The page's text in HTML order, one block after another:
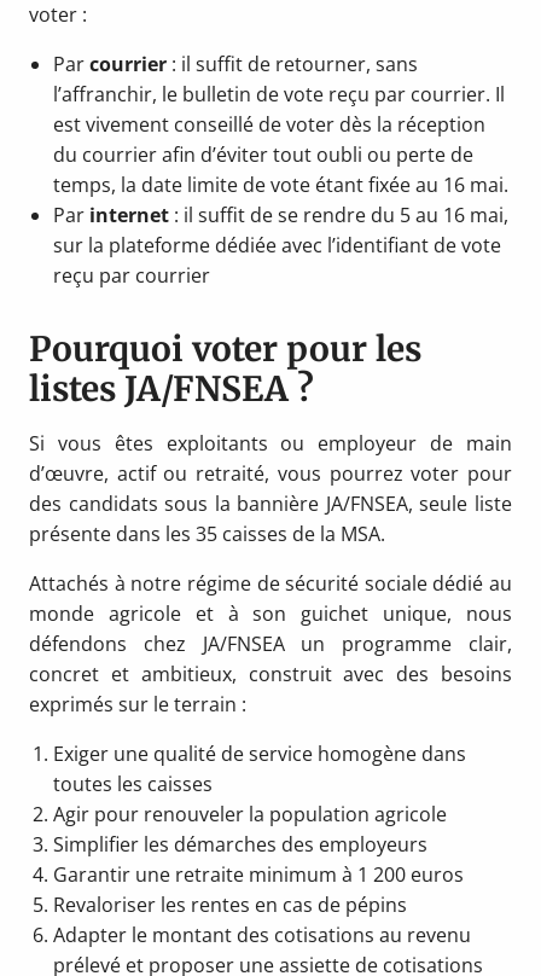
voter :
Parcourrier : il suffit de retourner, sans
l’affranchir, le bulletin de vote reçu par courrier. Il
est vivement conseillé de voter dès la réception
du courrier afin d’éviter tout oubli ou perte de
temps, la date limite de vote étant fixée au 16 mai.
Par internet : il suffit de se rendre du 5 au 16 mai,
sur la plateforme dédiée avec l’identifiant de vote
reçu par courrier
Pourquoi voter pour les
listes JA/FNSEA ?
Si vous êtes exploitants ou employeur de main
d’œuvre, actif ou retraité, vous pourrez voter pour
des candidats sous la bannière JA/FNSEA, seule liste
présente dans les 35 caisses de la MSA.
Attachés à notre régime de sécurité sociale dédié au
monde agricole et à son guichet unique, nous
défendons chez JA/FNSEA un programme clair,
concret et ambitieux, construit avec des besoins
exprimés sur le terrain :
Exiger une qualité de service homogène dans
toutes les caisses
Agir pour renouveler la population agricole
Simplifier les démarches des employeurs
Garantir une retraite minimum à 1 200 euros
Revaloriser les rentes en cas de pépins
Adapter le montant des cotisations au revenu
prélevé et proposer une assiette de cotisations